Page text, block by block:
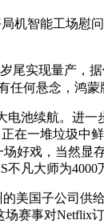
机智能工场慰
尾实现量产，
任何悬念，鸿蒙
池续航。进一
在一堆垃圾中
好戏，当然显存
凡大师为4000
美国子公司供
场赛事对Netflix